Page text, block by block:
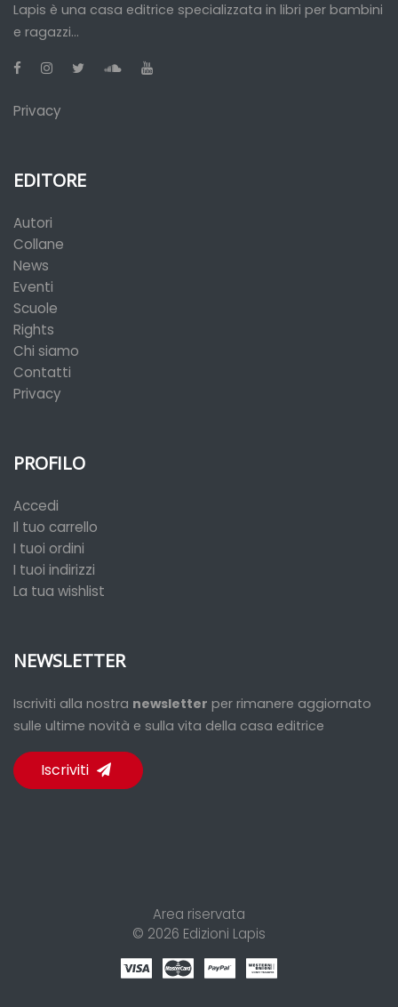
Lapis è una casa editrice specializzata in libri per bambini
e ragazzi...
Privacy
EDITORE
Autori
Collane
News
Eventi
Scuole
Rights
Chi siamo
Contatti
Privacy
PROFILO
Accedi
Il tuo carrello
I tuoi ordini
I tuoi indirizzi
La tua wishlist
NEWSLETTER
Iscriviti alla nostra newsletter per rimanere aggiornato
sulle ultime novità e sulla vita della casa editrice
Iscriviti
Area riservata
© 2026 Edizioni Lapis